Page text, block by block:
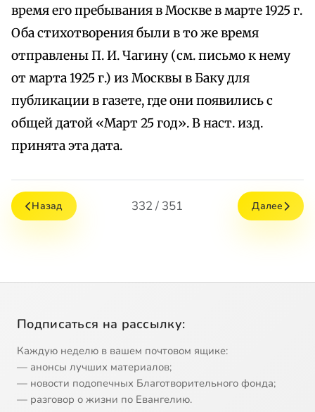
время его пребывания в Москве в марте 1925 г.
Оба стихотворения были в то же время
отправлены П. И. Чагину (см. письмо к нему
от марта 1925 г.) из Москвы в Баку для
публикации в газете, где они появились с
общей датой «Март 25 год». В наст. изд.
принята эта дата.
Назад 332 / 351 Далее
Подписаться на рассылку:
Каждую неделю в вашем почтовом ящике:
— анонсы лучших материалов;
— новости подопечных Благотворительного фонда;
— разговор о жизни по Евангелию.